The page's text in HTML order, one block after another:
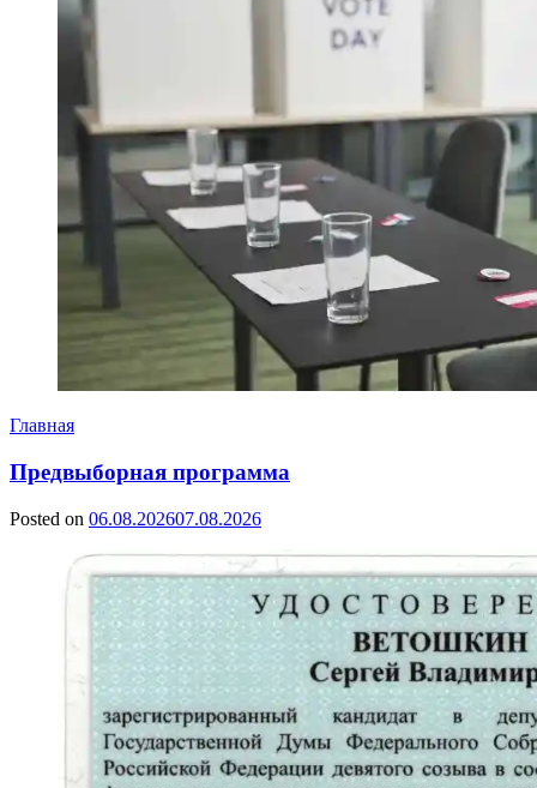
Главная
Предвыборная программа
Posted on 06.08.202607.08.2026
Ветошкин